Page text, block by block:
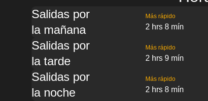
Salidas por
la mañana
Más rápido
2 hrs 8 mín
Salidas por
la tarde
Más rápido
2 hrs 9 mín
Salidas por
la noche
Más rápido
2 hrs 8 mín